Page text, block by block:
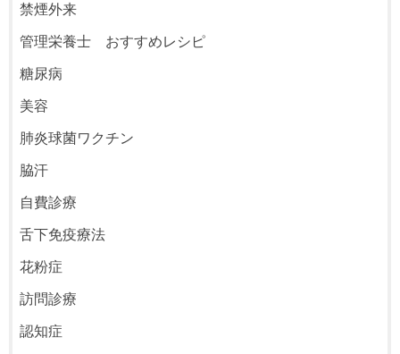
禁煙外来
管理栄養士 おすすめレシピ
糖尿病
美容
肺炎球菌ワクチン
脇汗
自費診療
舌下免疫療法
花粉症
訪問診療
認知症